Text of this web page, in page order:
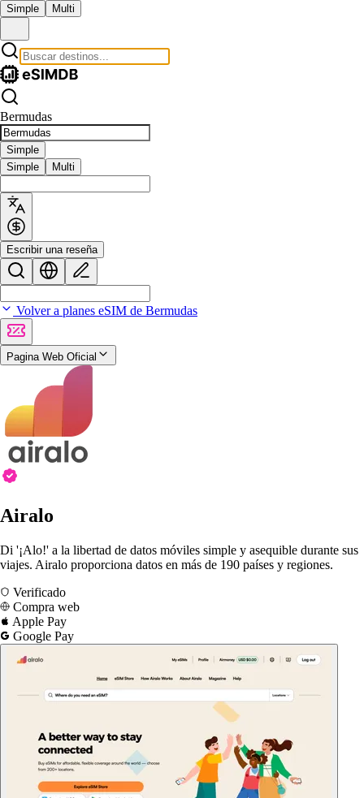
Simple Multi
Bermudas
Simple
Simple
Multi
Escribir una reseña
Volver a planes eSIM de Bermudas
Pagina Web Oficial
Airalo
Di '¡Alo!' a la libertad de datos móviles simple y asequible durante sus
viajes. Airalo proporciona datos en más de 190 países y regiones.
Verificado
Compra web
Apple Pay
Google Pay